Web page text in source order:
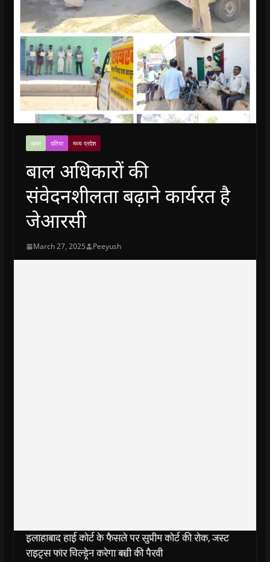
खबर दतिया मध्य प्रदेश
बाल अधिकारों की
संवेदनशीलता बढ़ाने कार्यरत है
जेआरसी
March 27, 2025 Peeyush
इलाहाबाद हाई कोर्ट के फैसले पर सुप्रीम कोर्ट की रोक, जस्ट
राइट्स फॉर चिल्ड्रेन करेगा बच्ची की पैरवी